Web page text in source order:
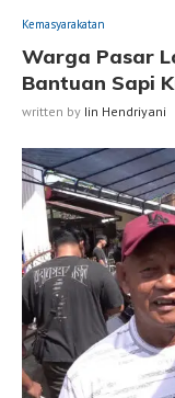
Kemasyarakatan
Warga Pasar
Bantuan Sapi
written by Iin Hendriyani